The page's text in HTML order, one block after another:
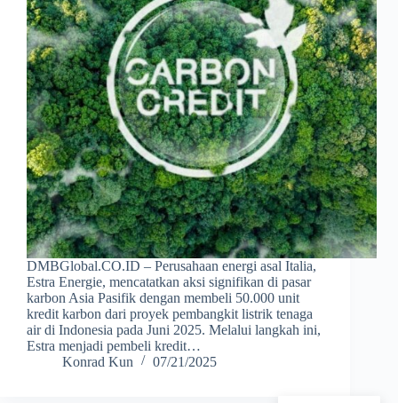
DMBGlobal.CO.ID – Perusahaan energi asal Italia,
Estra Energie, mencatatkan aksi signifikan di pasar
karbon Asia Pasifik dengan membeli 50.000 unit
kredit karbon dari proyek pembangkit listrik tenaga
air di Indonesia pada Juni 2025. Melalui langkah ini,
Estra menjadi pembeli kredit…
Konrad Kun
07/21/2025